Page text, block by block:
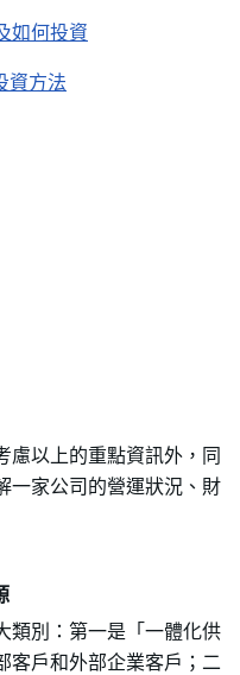
如何投資
資方法
慮以上的重點資訊外，同
一家公司的營運狀況、財
類別：第一是「一體化供
客戶和外部企業客戶；二